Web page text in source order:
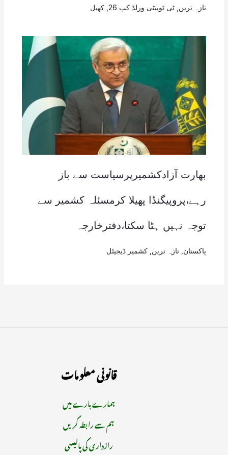
تازہ ترین ٹی ٹوینٹی ورلڈ کپ 26 , کھیل
بھارت آزادکشمیرپرسیاست سے باز
رہے،پروپیگنڈا پھیلا کرمسئلہ کشمیر سے
توجہ نہیں ہٹا سکتا،دفترخارجہ
پاکستان تازہ ترین کشمیر ڈیجیٹل
قانونی معلومات
ہمارے بارے میں
ہم سے رابطہ کریں
رازداری کی پالیسی